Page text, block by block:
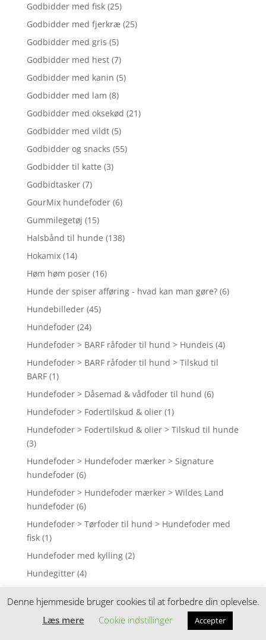
Godbidder med fisk (25)
Godbidder med fjerkræ (25)
Godbidder med gris (5)
Godbidder med hest (7)
Godbidder med kanin (5)
Godbidder med lam (8)
Godbidder med oksekød (21)
Godbidder med vildt (5)
Godbidder og snacks (55)
Godbidder til katte (3)
Godbidtasker (7)
GourMix hundefoder (6)
Gummilegetøj (15)
Halsbånd til hunde (138)
Hokamix (14)
Høm høm poser (16)
Hunde der spiser afføring - hvad kan man gøre? (6)
Hundebilleder (45)
Hundefoder (24)
Hundefoder > BARF råfoder til hund > Hundeis (4)
Hundefoder > BARF råfoder til hund > Tilskud til
BARF (1)
Hundefoder > Dåsemad & vådfoder til hund (6)
Hundefoder > Fodertilskud & olier (1)
Hundefoder > Fodertilskud & olier > Tilskud til hunde
(3)
Hundefoder > Hundefoder mærker > Signature
hundefoder (6)
Hundefoder > Hundefoder mærker > Wildes Land
hundefoder (6)
Hundefoder > Tørfoder til hund > Hundefoder med
fisk (1)
Hundefoder med kylling (2)
Hundegitter (4)
Hundelemme
Hundesenge, puder og tæpper (78)
Denne hjemmeside bruger cookies til at forbedre din oplevelse.
Læs mere
Cookie indstillinger Accepter